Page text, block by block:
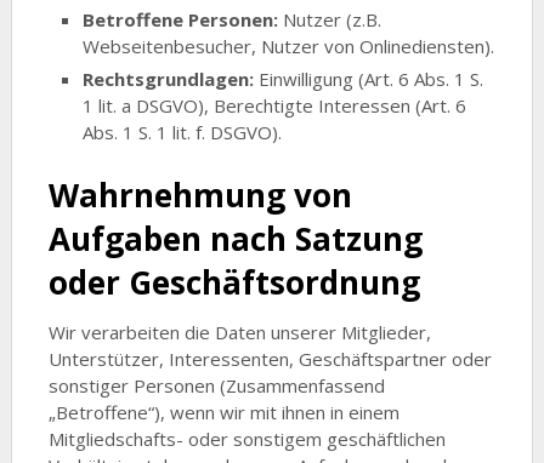
Betroffene Personen: Nutzer (z.B.
Webseitenbesucher, Nutzer von Onlinediensten).
Rechtsgrundlagen: Einwilligung (Art. 6 Abs. 1 S.
1 lit. a DSGVO), Berechtigte Interessen (Art. 6
Abs. 1 S. 1 lit. f. DSGVO).
Wahrnehmung von
Aufgaben nach Satzung
oder Geschäftsordnung
Wir verarbeiten die Daten unserer Mitglieder,
Unterstützer, Interessenten, Geschäftspartner oder
sonstiger Personen (Zusammenfassend
„Betroffene“), wenn wir mit ihnen in einem
Mitgliedschafts- oder sonstigem geschäftlichen